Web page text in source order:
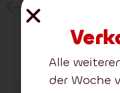
Alle
der Woche